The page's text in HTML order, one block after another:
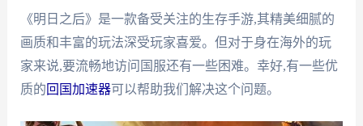
《明日之后》是一款备受关注的生存手游,其精美细腻的
画质和丰富的玩法深受玩家喜爱。但对于身在海外的玩
家来说,要流畅地访问国服还有一些困难。幸好,有一些优
质的回国加速器可以帮助我们解决这个问题。